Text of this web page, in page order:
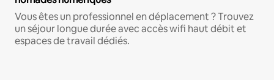
Vous êtes un professionnel en déplacement ? Trouvez
un séjour longue durée avec accès wifi haut débit et
espaces de travail dédiés.